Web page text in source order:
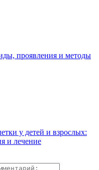
проявления и методы
у детей и взрослых:
и лечение